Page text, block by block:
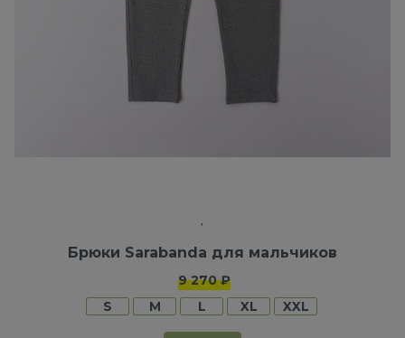
Брюки Sarabanda для мальчиков
9 270 ₽
S
M L XL XXL